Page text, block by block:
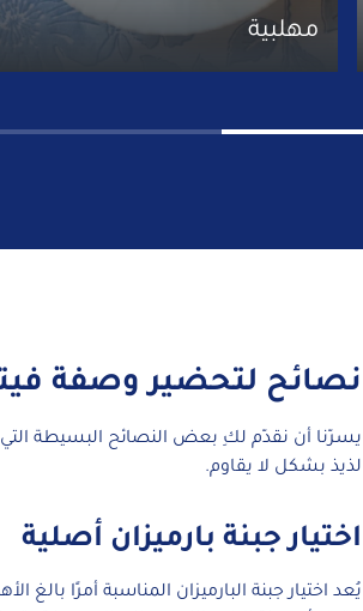
مهلبية
نصائح لتحضير وصفة
يسرّنا أن نقدّم لكِ بعض النصائح البسيطة
لذيذ بشكل لا يقاوم.
اختيار جبنة بارميزان أصلية
يُعد اختيار جبنة البارميزان المناسبة أمرًا بالغ